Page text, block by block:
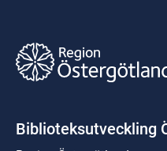
Biblioteksutveckling